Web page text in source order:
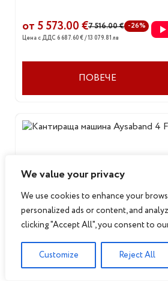
We value your privacy
We use cookies to enhance your
personalized ads or content, and
clicking "Accept All", you consent to
Customize Reject All
от 5 573.00 €7 516.00 € -26%
Цена с ДДС 6 687.60 € / 13 079.81 лв
ПОВЕЧЕ
Кантираща машина
Автоматична кантослепваща
Aysaband 4FR